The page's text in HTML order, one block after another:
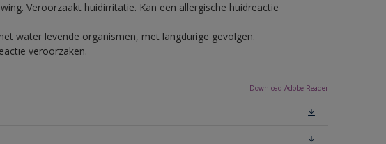
Veroorzaakt huidirritatie. Kan een allergische huidreactie
water levende organismen, met langdurige gevolgen.
veroorzaken.
Download Adobe Reader